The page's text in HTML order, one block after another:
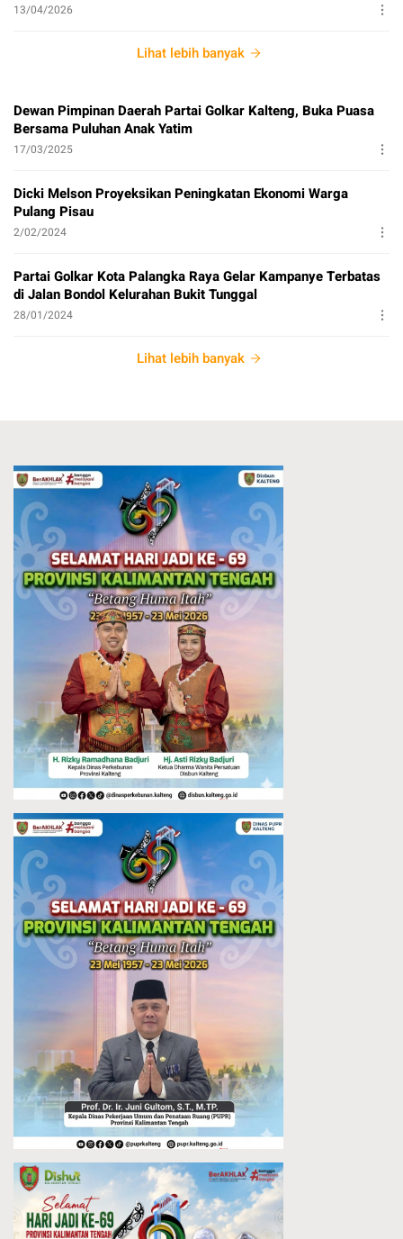
13/04/2026
Lihat lebih banyak
Dewan Pimpinan Daerah Partai Golkar Kalteng, Buka Puasa
Bersama Puluhan Anak Yatim
17/03/2025
Dicki Melson Proyeksikan Peningkatan Ekonomi Warga
Pulang Pisau
2/02/2024
Partai Golkar Kota Palangka Raya Gelar Kampanye Terbatas
di Jalan Bondol Kelurahan Bukit Tunggal
28/01/2024
Lihat lebih banyak